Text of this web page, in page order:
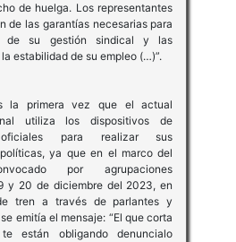
de huelga. Los representantes
de las garantías necesarias para
de su gestión sindical y las
estabilidad de su empleo (…)”.
la primera vez que el actual
utiliza los dispositivos de
oficiales para realizar sus
ya que en el marco del
por agrupaciones
y 20 de diciembre del 2023, en
tren a través de parlantes y
emitía el mensaje: “El que corta
están obligando denuncialo